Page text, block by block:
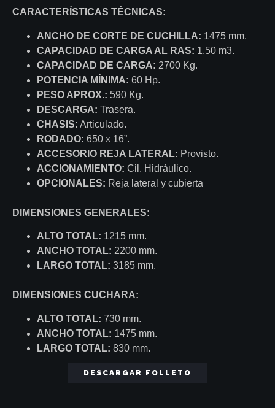
CARACTERÍSTICAS TÉCNICAS:
ANCHO DE CORTE DE CUCHILLA: 1475 mm.
CAPACIDAD DE CARGA AL RAS: 1,50 m3.
CAPACIDAD DE CARGA: 2700 Kg.
POTENCIA MÍNIMA: 60 Hp.
PESO APROX.: 590 Kg.
DESCARGA: Trasera.
CHASIS: Articulado.
RODADO: 650 x 16”.
ACCESORIO REJA LATERAL: Provisto.
ACCIONAMIENTO: Cil. Hidráulico.
OPCIONALES: Reja lateral y cubierta
DIMENSIONES GENERALES:
ALTO TOTAL: 1215 mm.
ANCHO TOTAL: 2200 mm.
LARGO TOTAL: 3185 mm.
DIMENSIONES CUCHARA:
ALTO TOTAL: 730 mm.
ANCHO TOTAL: 1475 mm.
LARGO TOTAL: 830 mm.
DESCARGAR FOLLETO